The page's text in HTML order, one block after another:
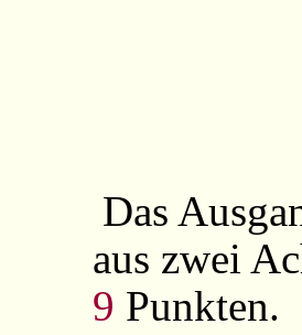
Das
aus zwei
9 Punkten.